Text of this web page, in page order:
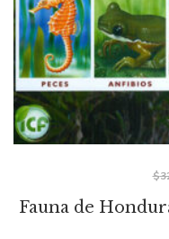
Fauna de
$